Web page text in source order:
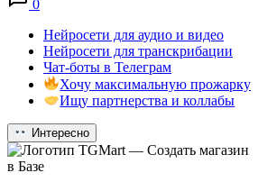
0
Нейросети для аудио и видео
Нейросети для транскрибации
Чат-боты в Телеграм
Хочу максимальную прожарку
Ищу партнерства и коллабы
Интересно
в Базе